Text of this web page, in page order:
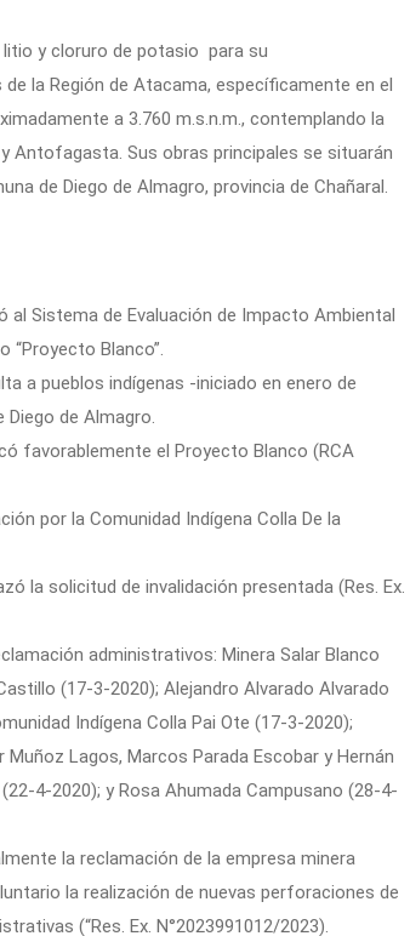
y cloruro de potasio para su
la Región de Atacama, específicamente en el
a 3.760 m.s.n.m., contemplando la
Antofagasta. Sus obras principales se situarán
de Diego de Almagro, provincia de Chañaral.
al Sistema de Evaluación de Impacto Ambiental
“Proyecto Blanco”.
a pueblos indígenas -iniciado en enero de
Diego de Almagro.
favorablemente el Proyecto Blanco (RCA
por la Comunidad Indígena Colla De la
la solicitud de invalidación presentada (Res. Ex.
administrativos: Minera Salar Blanco
(17-3-2020); Alejandro Alvarado Alvarado
Indígena Colla Pai Ote (17-3-2020);
Lagos, Marcos Parada Escobar y Hernán
4-2020); y Rosa Ahumada Campusano (28-4-
la reclamación de la empresa minera
la realización de nuevas perforaciones de
(“Res. Ex. N°2023991012/2023).